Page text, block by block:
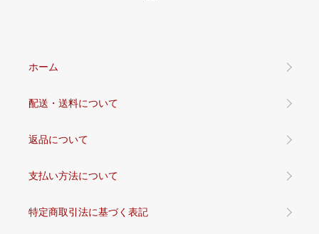
ホーム
配送・送料について
返品について
支払い方法について
特定商取引法に基づく表記